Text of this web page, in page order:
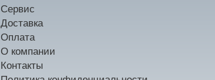
Сервис
Доставка
Оплата
О компании
Контакты